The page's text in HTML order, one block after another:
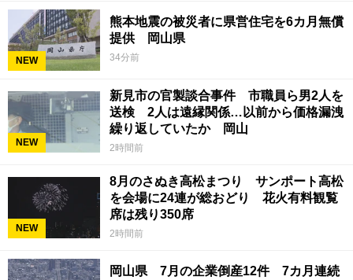
NEW
熊本地震の被災者に県営住宅を6カ月無償
提供 岡山県
34分前
NEW
新見市の官製談合事件 市職員ら男2人を
送検 2人は遠縁関係…以前から価格漏洩
繰り返していたか 岡山
2時間前
NEW
8月のさぬき高松まつり サンポート高松
を会場に24連が総おどり 花火有料観覧
席は残り350席
2時間前
岡山県 7月の企業倒産12件 7カ月連続